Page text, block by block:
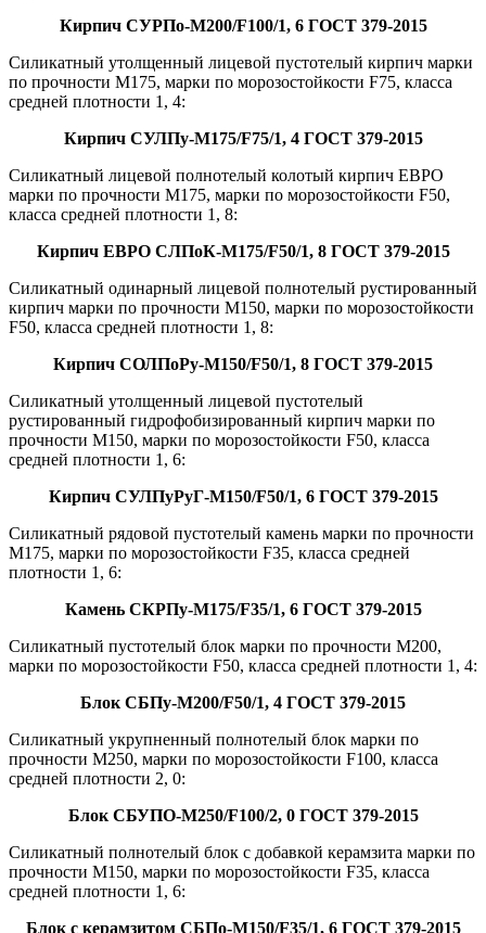
Кирпич СУРПо-М200/F100/1, 6 ГОСТ 379-2015
Силикатный утолщенный лицевой пустотелый кирпич марки
по прочности М175, марки по морозостойкости F75, класса
средней плотности 1, 4:
Кирпич СУЛПу-М175/F75/1, 4 ГОСТ 379-2015
Силикатный лицевой полнотелый колотый кирпич ЕВРО
марки по прочности М175, марки по морозостойкости F50,
класса средней плотности 1, 8:
Кирпич ЕВРО СЛПоК-M175/F50/1, 8 ГОСТ 379-2015
Силикатный одинарный лицевой полнотелый рустированный
кирпич марки по прочности М150, марки по морозостойкости
F50, класса средней плотности 1, 8:
Кирпич СОЛПоРу-M150/F50/1, 8 ГОСТ 379-2015
Силикатный утолщенный лицевой пустотелый
рустированный гидрофобизированный кирпич марки по
прочности М150, марки по морозостойкости F50, класса
средней плотности 1, 6:
Кирпич СУЛПуРуГ-М150/F50/1, 6 ГОСТ 379-2015
Силикатный рядовой пустотелый камень марки по прочности
М175, марки по морозостойкости F35, класса средней
плотности 1, 6:
Камень CКPПy-M175/F35/1, 6 ГОСТ 379-2015
Силикатный пустотелый блок марки по прочности М200,
марки по морозостойкости F50, класса средней плотности 1, 4:
Блок СБПу-М200/F50/1, 4 ГОСТ 379-2015
Силикатный укрупненный полнотелый блок марки по
прочности М250, марки по морозостойкости F100, класса
средней плотности 2, 0:
Блок СБУПО-М250/F100/2, 0 ГОСТ 379-2015
Силикатный полнотелый блок с добавкой керамзита марки по
прочности М150, марки по морозостойкости F35, класса
средней плотности 1, 6:
Блок с керамзитом СБПо-М150/F35/1, 6 ГОСТ 379-2015